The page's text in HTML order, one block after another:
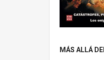
MÁS ALLÁ